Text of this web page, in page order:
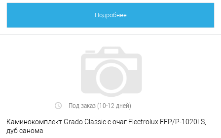
Подробнее
Под заказ (10-12 дней)
Каминокомплект Grado Classic с очаг Electrolux EFP/P-1020LS,
дуб санома